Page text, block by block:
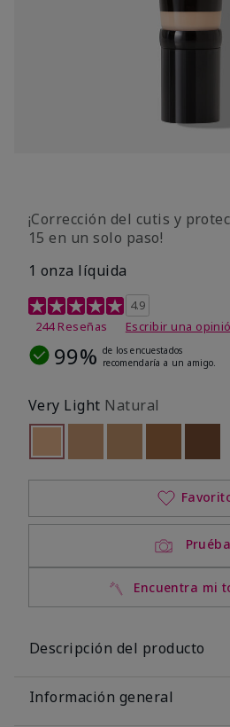
¡Corrección del cutis y
15 en un solo paso!
1 onza líquida
Calificación de clientes de 3,7
4.9
244 Reseñas
Escribir una
99% de los encuestados
recomendaría a un amigo.
Very Light Natural
seleccionado
Out of stock
Encuentra mi
Descripción del producto
Información general